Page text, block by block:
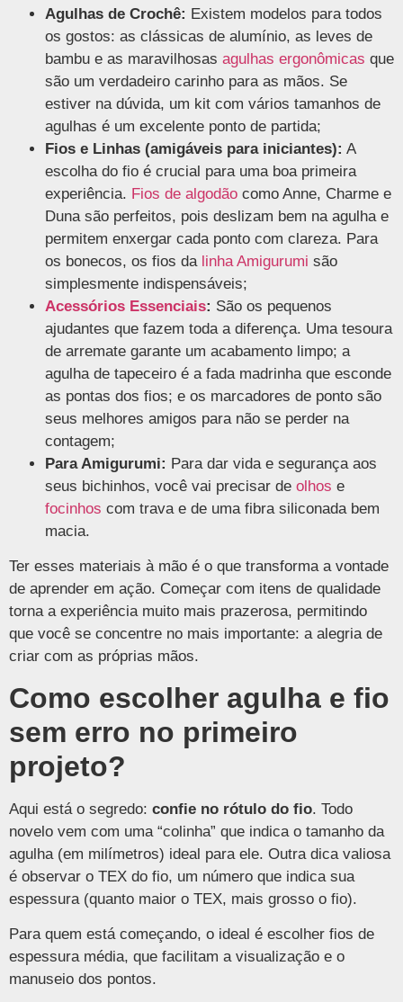
Agulhas de Crochê: Existem modelos para todos
os gostos: as clássicas de alumínio, as leves de
bambu e as maravilhosas agulhas ergonômicas que
são um verdadeiro carinho para as mãos. Se
estiver na dúvida, um kit com vários tamanhos de
agulhas é um excelente ponto de partida;
Fios e Linhas (amigáveis para iniciantes): A
escolha do fio é crucial para uma boa primeira
experiência. Fios de algodão como Anne, Charme e
Duna são perfeitos, pois deslizam bem na agulha e
permitem enxergar cada ponto com clareza. Para
os bonecos, os fios da linha Amigurumi são
simplesmente indispensáveis;
Acessórios Essenciais: São os pequenos
ajudantes que fazem toda a diferença. Uma tesoura
de arremate garante um acabamento limpo; a
agulha de tapeceiro é a fada madrinha que esconde
as pontas dos fios; e os marcadores de ponto são
seus melhores amigos para não se perder na
contagem;
Para Amigurumi: Para dar vida e segurança aos
seus bichinhos, você vai precisar de olhos e
focinhos com trava e de uma fibra siliconada bem
macia.
Ter esses materiais à mão é o que transforma a vontade
de aprender em ação. Começar com itens de qualidade
torna a experiência muito mais prazerosa, permitindo
que você se concentre no mais importante: a alegria de
criar com as próprias mãos.
Como escolher agulha e fio
sem erro no primeiro
projeto?
Aqui está o segredo: confie no rótulo do fio. Todo
novelo vem com uma “colinha” que indica o tamanho da
agulha (em milímetros) ideal para ele. Outra dica valiosa
é observar o TEX do fio, um número que indica sua
espessura (quanto maior o TEX, mais grosso o fio).
Para quem está começando, o ideal é escolher fios de
espessura média, que facilitam a visualização e o
manuseio dos pontos.